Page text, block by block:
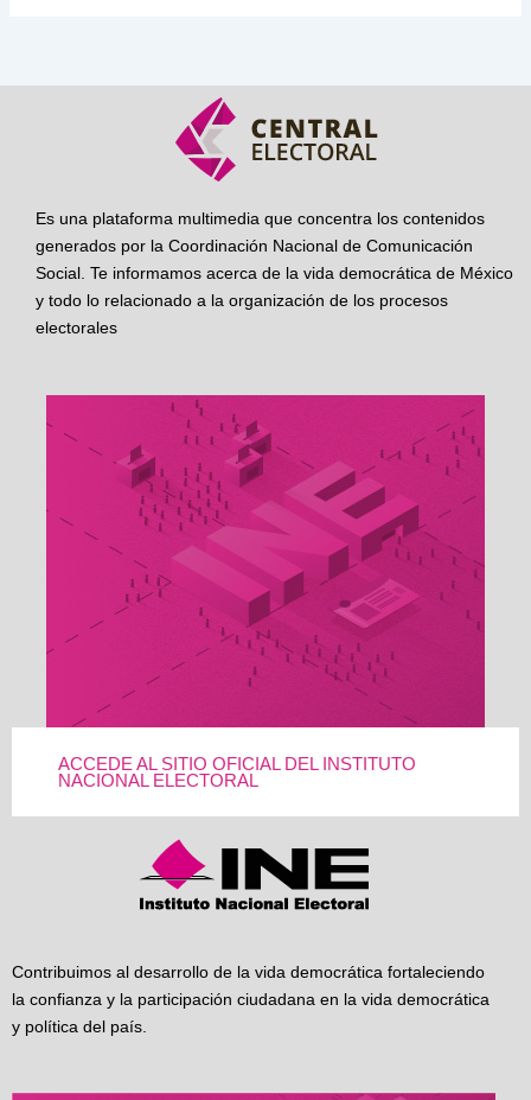
Es una plataforma multimedia que concentra los contenidos
generados por la Coordinación Nacional de Comunicación
Social. Te informamos acerca de la vida democrática de México
y todo lo relacionado a la organización de los procesos
electorales
ACCEDE AL SITIO OFICIAL DEL INSTITUTO
NACIONAL ELECTORAL
Contribuimos al desarrollo de la vida democrática fortaleciendo
la confianza y la participación ciudadana en la vida democrática
y política del país.